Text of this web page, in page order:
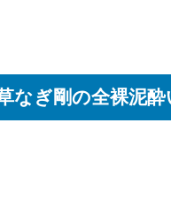
なぎ剛の全裸泥酔